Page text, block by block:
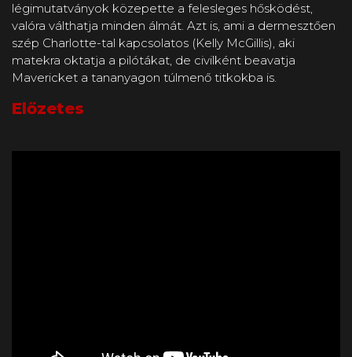
légimutatványok közepette a felesleges hősködést,
valóra válthatja minden álmát. Azt is, ami a dermesztően
szép Charlotte-tal kapcsolatos (Kelly McGillis), aki
matekra oktatja a pilótákat, de civilként beavatja
Mavericket a tananyagon túlmenő titkokba is.
Előzetes